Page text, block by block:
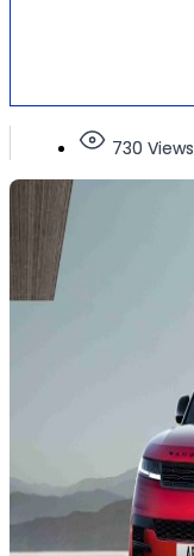
730 Views